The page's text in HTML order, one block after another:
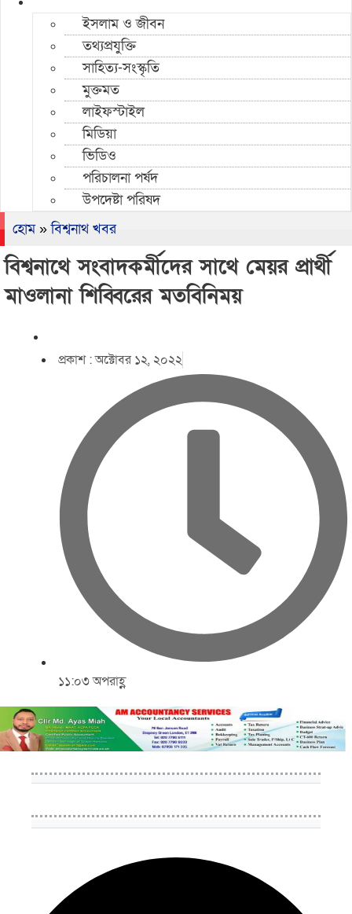
ইসলাম ও জীবন
তথ্যপ্রযুক্তি
সাহিত্য-সংস্কৃতি
মুক্তমত
লাইফস্টাইল
মিডিয়া
ভিডিও
পরিচালনা পর্ষদ
উপদেষ্টা পরিষদ
হোম»বিশ্বনাথ খবর
বিশ্বনাথে সংবাদকর্মীদের সাথে মেয়র প্রার্থী
মাওলানা শিব্বিরের মতবিনিময়
প্রকাশ :অক্টোবর ১২, ২০২২
১১:০৩ অপরাহ্ণ